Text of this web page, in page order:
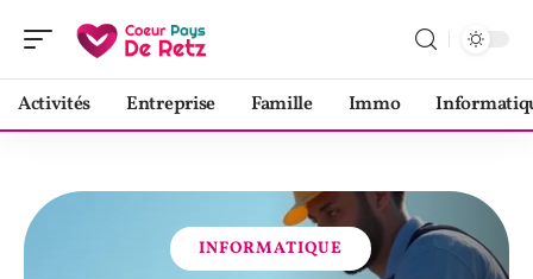
Activités Entreprise Famille Immo
INFORMATIQUE